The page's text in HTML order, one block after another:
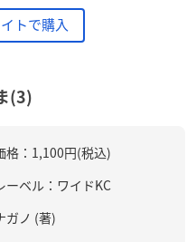
トで購入
(3)
格：1,100円(税込)
ーベル：ワイドKC
ガノ (著)